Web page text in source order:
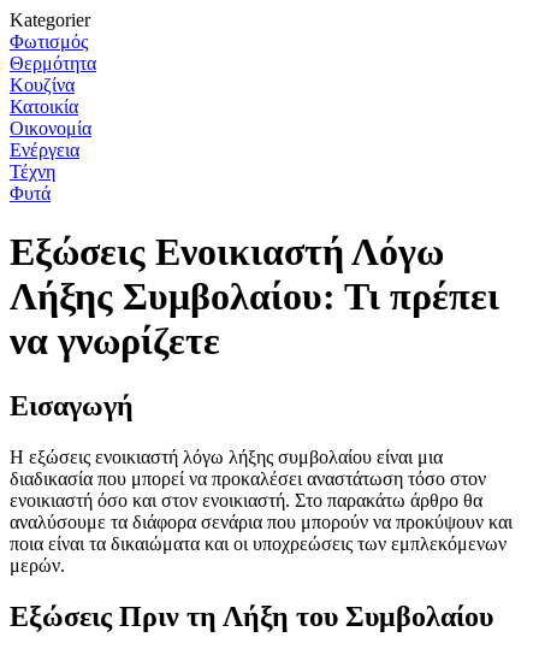
Kategorier
Φωτισμός
Θερμότητα
Κουζίνα
Κατοικία
Οικονομία
Ενέργεια
Τέχνη
Φυτά
Εξώσεις Ενοικιαστή Λόγω
Λήξης Συμβολαίου: Τι πρέπει
να γνωρίζετε
Εισαγωγή
Η εξώσεις ενοικιαστή λόγω λήξης συμβολαίου είναι μια
διαδικασία που μπορεί να προκαλέσει αναστάτωση τόσο στον
ενοικιαστή όσο και στον ενοικιαστή. Στο παρακάτω άρθρο θα
αναλύσουμε τα διάφορα σενάρια που μπορούν να προκύψουν και
ποια είναι τα δικαιώματα και οι υποχρεώσεις των εμπλεκόμενων
μερών.
Εξώσεις Πριν τη Λήξη του Συμβολαίου